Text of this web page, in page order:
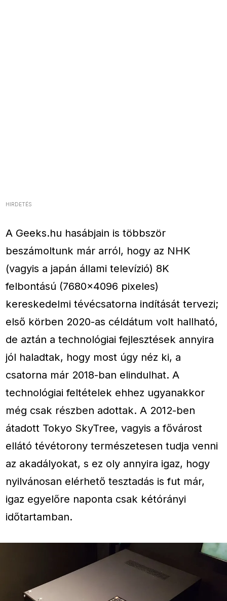
HIRDETÉS
A Geeks.hu hasábjain is többször
beszámoltunk már arról, hogy az NHK
(vagyis a japán állami televízió) 8K
felbontású (7680×4096 pixeles)
kereskedelmi tévécsatorna indítását tervezi;
első körben 2020-as céldátum volt hallható,
de aztán a technológiai fejlesztések annyira
jól haladtak, hogy most úgy néz ki, a
csatorna már 2018-ban elindulhat. A
technológiai feltételek ehhez ugyanakkor
még csak részben adottak. A 2012-ben
átadott Tokyo SkyTree, vagyis a fővárost
ellátó tévétorony természetesen tudja venni
az akadályokat, s ez oly annyira igaz, hogy
nyilvánosan elérhető tesztadás is fut már,
igaz egyelőre naponta csak kétórányi
időtartamban.